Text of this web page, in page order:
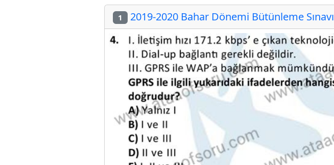
1 2019-2020 Bahar Dönemi Bütünleme Sınavı